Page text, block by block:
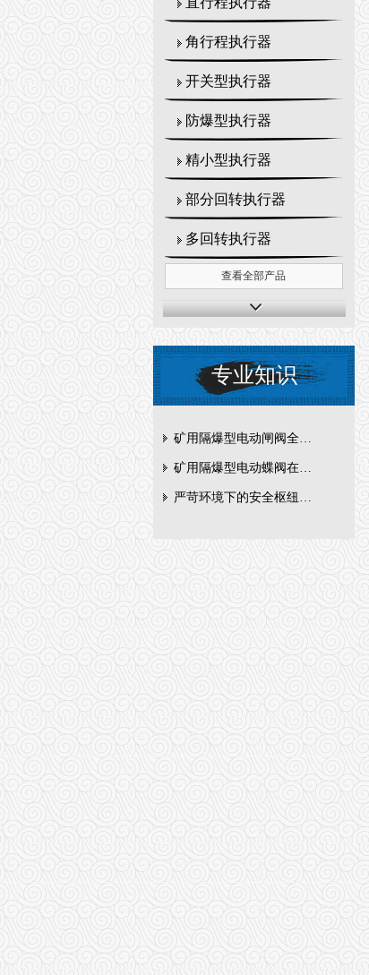
角行程执行器
开关型执行器
防爆型执行器
精小型执行器
部分回转执行器
多回转执行器
查看全部产品
专业知识
矿用隔爆型电动闸阀全周期维护与故障排查要点
矿用隔爆型电动蝶阀在瓦斯管道控制中的防爆设计与安全标准解析
严苛环境下的安全枢纽：矿用隔爆型电动闸阀的技术剖析